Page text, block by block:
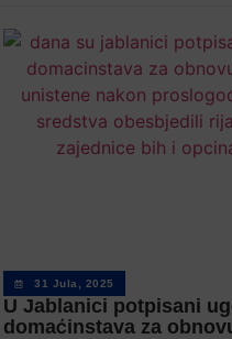
31 Jula, 2025
U Jablanici potpisani
domaćinstava za